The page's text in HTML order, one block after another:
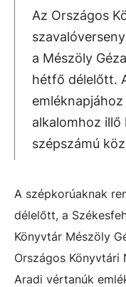
Az Országos
a Mészöly
hétfő délelőtt.
alkalomhoz illő
szépszámú
A szépkorúaknak
délelőtt, a
Könyvtár Mészöly
Országos
Aradi vértanúk